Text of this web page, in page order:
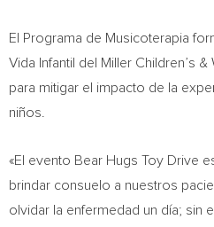
El Programa de Musicoterapia
Vida Infantil del Miller Children’s
para mitigar el impacto de la
niños.
«El evento Bear Hugs Toy Drive
brindar consuelo a nuestros
olvidar la enfermedad un día; sin